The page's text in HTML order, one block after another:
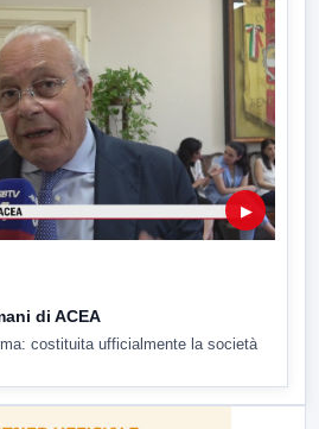
▶
di ACEA
costituita ufficialmente la società